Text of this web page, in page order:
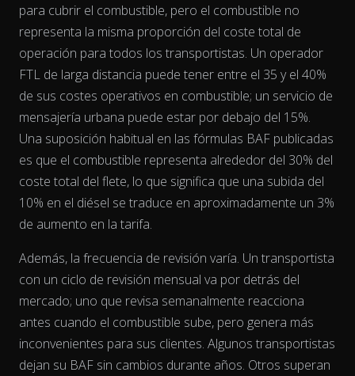
The chart has 2 Y axes displaying % and EUR/L.
para cubrir el combustible, pero el combustible no
representa la misma proporción del coste total de
operación para todos los transportistas. Un operador
FTL de larga distancia puede tener entre el 35 y el 40%
de sus costes operativos en combustible; un servicio de
mensajería urbana puede estar por debajo del 15%.
Una suposición habitual en las fórmulas BAF publicadas
es que el combustible representa alrededor del 30% del
coste total del flete, lo que significa que una subida del
10% en el diésel se traduce en aproximadamente un 3%
de aumento en la tarifa.
Además, la frecuencia de revisión varía. Un transportista
con un ciclo de revisión mensual va por detrás del
mercado; uno que revisa semanalmente reacciona
antes cuando el combustible sube, pero genera más
inconvenientes para sus clientes. Algunos transportistas
dejan su BAF sin cambios durante años. Otros superan